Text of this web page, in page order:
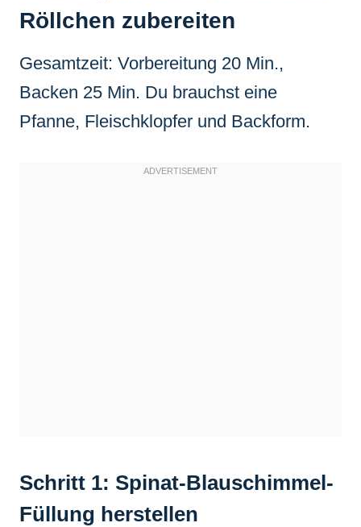
Röllchen zubereiten
Gesamtzeit: Vorbereitung 20 Min.,
Backen 25 Min. Du brauchst eine
Pfanne, Fleischklopfer und Backform.
Schritt 1: Spinat-Blauschimmel-
Füllung herstellen